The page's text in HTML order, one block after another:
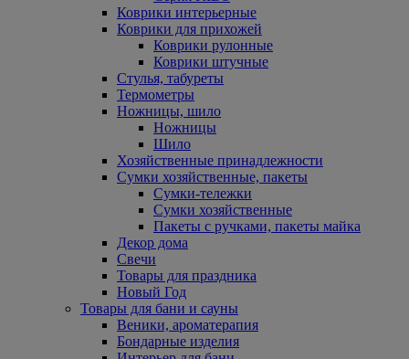
Коврики интерьерные
Коврики для прихожей
Коврики рулонные
Коврики штучные
Стулья, табуреты
Термометры
Ножницы, шило
Ножницы
Шило
Хозяйственные принадлежности
Сумки хозяйственные, пакеты
Сумки-тележки
Сумки хозяйственные
Пакеты с ручками, пакеты майка
Декор дома
Свечи
Товары для праздника
Новый Год
Товары для бани и сауны
Веники, ароматерапия
Бондарные изделия